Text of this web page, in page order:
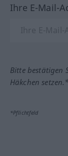
Ihre E-Mail-
Bitte bestätigen
Häkchen setzen.*
*Pflichtfeld